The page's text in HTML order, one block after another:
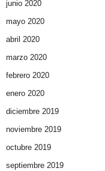
junio 2020
mayo 2020
abril 2020
marzo 2020
febrero 2020
enero 2020
diciembre 2019
noviembre 2019
octubre 2019
septiembre 2019